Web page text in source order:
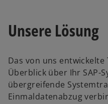
Unsere Lösung
Das von uns
Überblick über Ihr SAP-
übergreifende
Einmaldatenabzug